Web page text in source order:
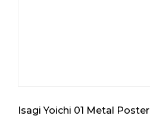
Isagi Yoichi 01 Metal Poster